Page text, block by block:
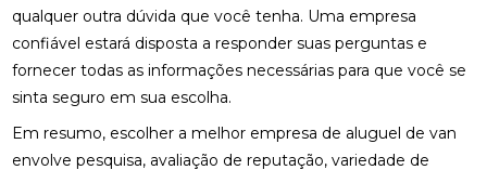
qualquer outra dúvida que você tenha. Uma empresa
confiável estará disposta a responder suas perguntas e
fornecer todas as informações necessárias para que você se
sinta seguro em sua escolha.
Em resumo, escolher a melhor empresa de aluguel de van
envolve pesquisa, avaliação de reputação, variedade de